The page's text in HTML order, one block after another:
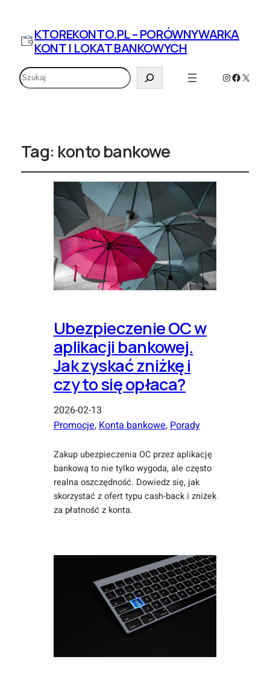
KTOREKONTO.PL – PORÓWNYWARKA
KONT I LOKAT BANKOWYCH
Szukaj Instagram
X
Tag: konto bankowe
Ubezpieczenie OC w
aplikacji bankowej.
Jak zyskać zniżkę i
czy to się opłaca?
2026-02-13
Promocje, Konta bankowe, Porady
Zakup ubezpieczenia OC przez aplikację
bankową to nie tylko wygoda, ale często
realna oszczędność. Dowiedz się, jak
skorzystać z ofert typu cash-back i zniżek
za płatność z konta.